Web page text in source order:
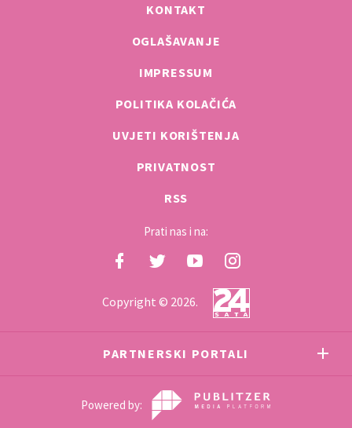
KONTAKT
OGLAŠAVANJE
IMPRESSUM
POLITIKA KOLAČIĆA
UVJETI KORIŠTENJA
PRIVATNOST
RSS
Prati nas i na:
Copyright © 2026.
PARTNERSKI PORTALI
Powered by: